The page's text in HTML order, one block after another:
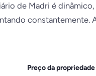
de Madri é
constantemente.
Preço da